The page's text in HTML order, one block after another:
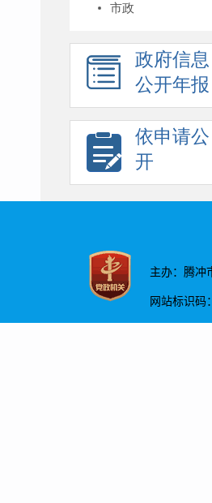
市政
政府信息
公开年报
依申请公
开